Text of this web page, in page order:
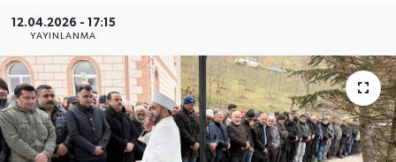
12.04.2026 - 17:15
YAYINLANMA